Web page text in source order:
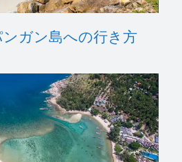
ガン島への行き方